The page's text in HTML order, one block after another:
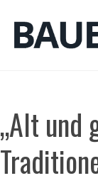
Inhalt
springen
„Alt und